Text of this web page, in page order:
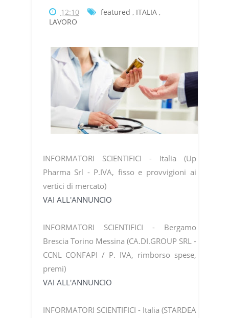
12:10 featured , ITALIA,
LAVORO
INFORMATORI SCIENTIFICI - Italia (Up
Pharma Srl - P.IVA, fisso e provvigioni ai
vertici di mercato)
VAI ALL'ANNUNCIO
INFORMATORI SCIENTIFICI - Bergamo
Brescia Torino Messina (CA.DI.GROUP SRL -
CCNL CONFAPI / P. IVA, rimborso spese,
premi)
VAI ALL'ANNUNCIO
INFORMATORI SCIENTIFICI - Italia (STARDEA